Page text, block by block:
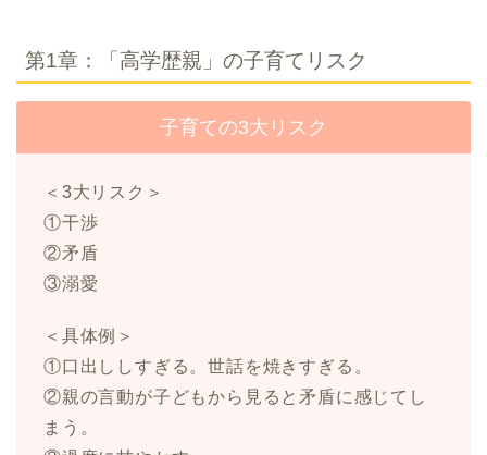
第1章：「高学歴親」の子育てリスク
子育ての3大リスク
＜3大リスク＞
①干渉
②矛盾
③溺愛
＜具体例＞
①口出ししすぎる。世話を焼きすぎる。
②親の言動が子どもから見ると矛盾に感じてし
まう。